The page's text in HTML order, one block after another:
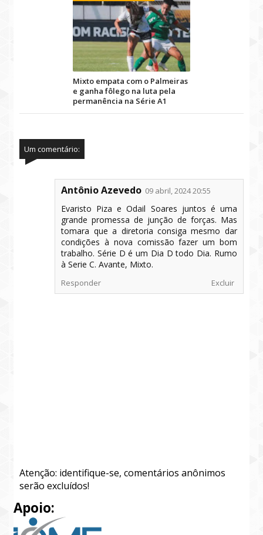
Mixto empata com o Palmeiras
e ganha fôlego na luta pela
permanência na Série A1
Um comentário:
Antônio Azevedo 09 abril, 2024 20:55
Evaristo Piza e Odail Soares juntos é uma
grande promessa de junção de forças. Mas
tomara que a diretoria consiga mesmo dar
condições à nova comissão fazer um bom
trabalho. Série D é um Dia D todo Dia. Rumo
à Serie C. Avante, Mixto.
Responder Excluir
Atenção: identifique-se, comentários anônimos
serão excluídos!
Apoio: